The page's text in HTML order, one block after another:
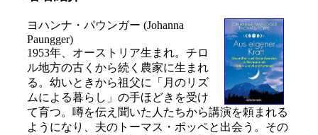
ヨハンナ・パウンガー (Johanna
Paungger)
1953年、オーストリア生まれ。チロ
ル地方の古くから続く農家に生まれ
る。幼いときから祖父に「月のリズ
ムによる暮らし」の手ほどきを受け
て育つ。噂を伝え聞いた人たちから講演を頼まれる
ようになり、夫のトーマス・ポッペと出会う。その